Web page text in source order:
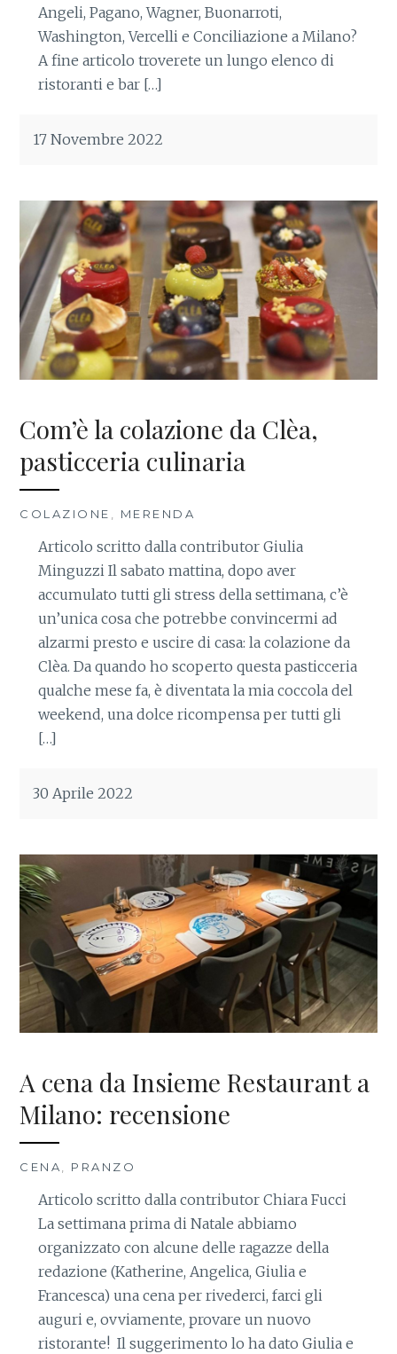
Angeli, Pagano, Wagner, Buonarroti,
Washington, Vercelli e Conciliazione a Milano?
A fine articolo troverete un lungo elenco di
ristoranti e bar […]
17 Novembre 2022
Com’è la colazione da Clèa,
pasticceria culinaria
COLAZIONE MERENDA
Articolo scritto dalla contributor Giulia
Minguzzi Il sabato mattina, dopo aver
accumulato tutti gli stress della settimana, c’è
un’unica cosa che potrebbe convincermi ad
alzarmi presto e uscire di casa: la colazione da
Clèa. Da quando ho scoperto questa pasticceria
qualche mese fa, è diventata la mia coccola del
weekend, una dolce ricompensa per tutti gli
[…]
30 Aprile 2022
A cena da Insieme Restaurant a
Milano: recensione
CENA, PRANZO
Articolo scritto dalla contributor Chiara Fucci
La settimana prima di Natale abbiamo
organizzato con alcune delle ragazze della
redazione (Katherine, Angelica, Giulia e
Francesca) una cena per rivederci, farci gli
auguri e, ovviamente, provare un nuovo
ristorante! Il suggerimento lo ha dato Giulia e